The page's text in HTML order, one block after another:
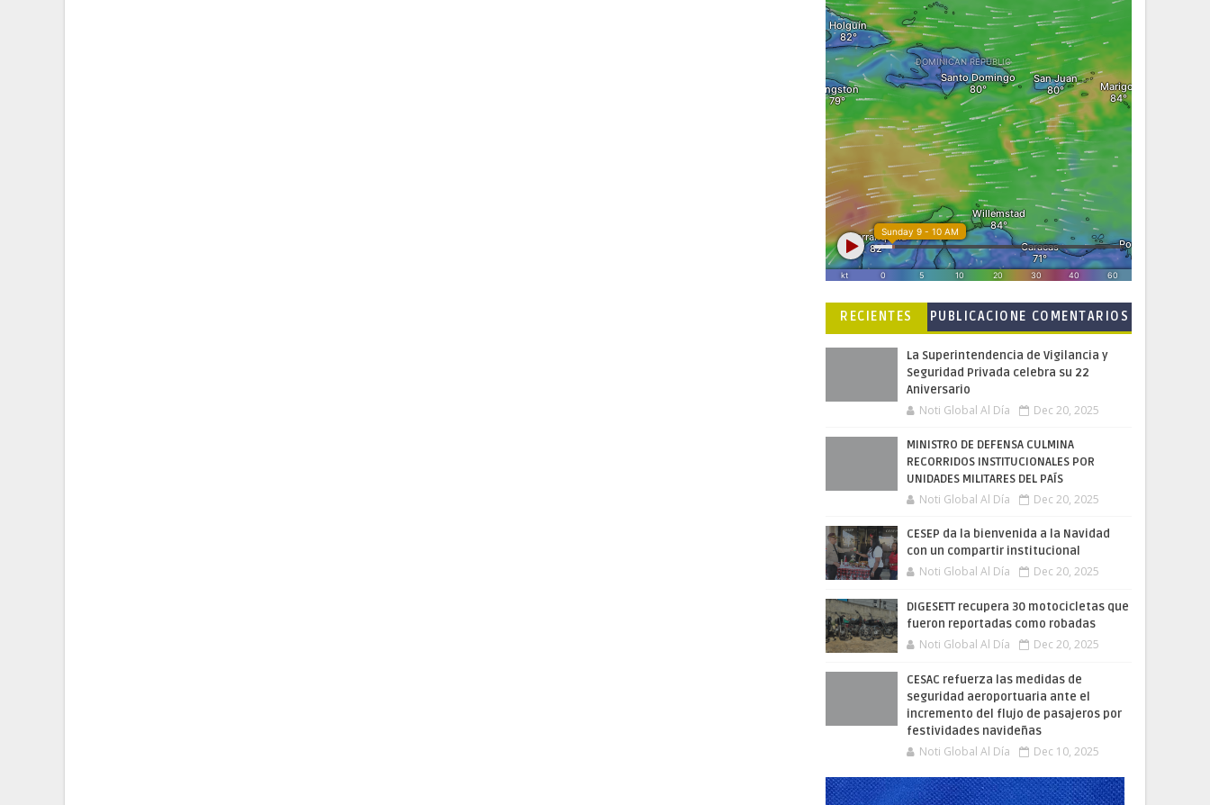
RECIENTES
PUBLICACIONE COMENTARIOS
La Superintendencia de Vigilancia y
Seguridad Privada celebra su 22
Aniversario
Noti Global Al Día Dec 20, 2025
MINISTRO DE DEFENSA CULMINA
RECORRIDOS INSTITUCIONALES POR
UNIDADES MILITARES DEL PAÍS
Noti Global Al Día Dec 20, 2025
CESEP da la bienvenida a la Navidad
con un compartir institucional
Noti Global Al Día Dec 20, 2025
DIGESETT recupera 30 motocicletas que
fueron reportadas como robadas
Noti Global Al Día Dec 20, 2025
CESAC refuerza las medidas de
seguridad aeroportuaria ante el
incremento del flujo de pasajeros por
festividades navideñas
Noti Global Al Día Dec 10, 2025